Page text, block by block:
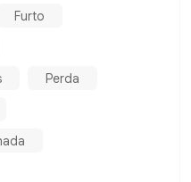
Furto
Perda